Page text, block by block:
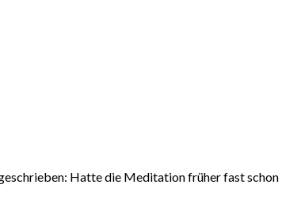
Hatte die Meditation früher fast schon